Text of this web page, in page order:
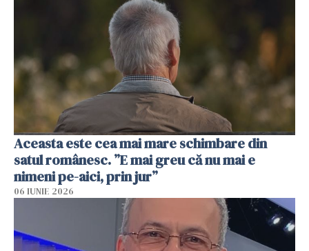
Aceasta este cea mai mare schimbare din
satul românesc. ”E mai greu că nu mai e
nimeni pe-aici, prin jur”
06 IUNIE 2026